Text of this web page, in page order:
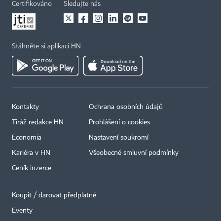
Certifikováno Sledujte nás
Stáhněte si aplikaci HN
Kontakty
Tiráž redakce HN
Economia
Kariéra v HN
Ceník inzerce
Ochrana osobních údajů
Prohlášení o cookies
Nastavení soukromí
Všeobecné smluvní podmínky
Koupit / darovat předplatné
Eventy